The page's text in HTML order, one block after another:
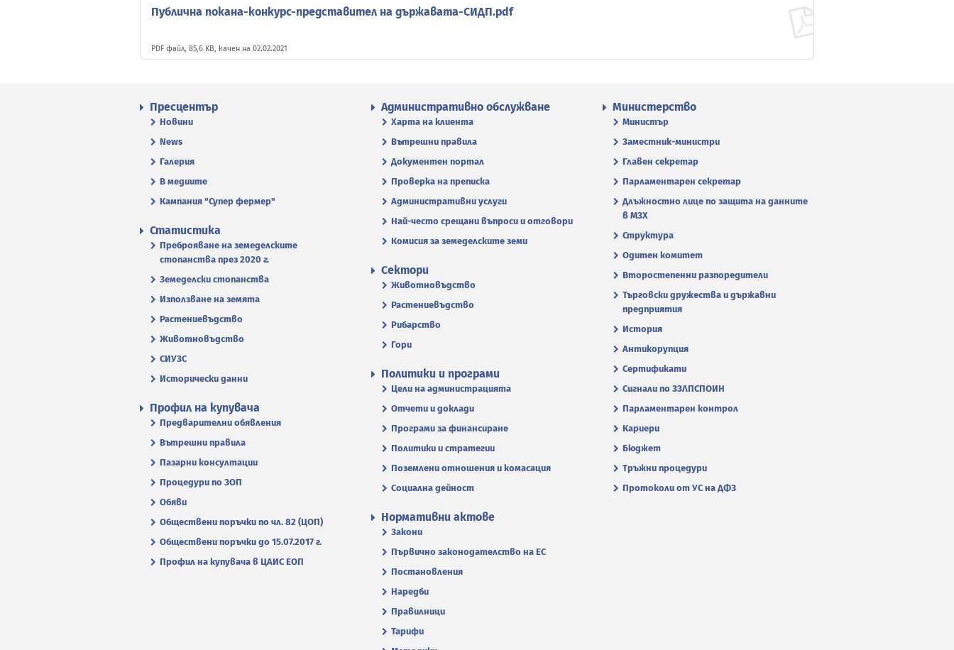
Публична покана-конкурс-представител на държавата-СИДП.pdf
PDF файл, 85,6 KB, качен на 02.02.2021
Пресцентър
Новини
News
Галерия
В медиите
Кампания "Супер фермер"
Административно обслужване
Харта на клиента
Вътрешни правила
Документен портал
Проверка на преписка
Административни услуги
Най-често срещани въпроси и отговори
Комисия за земеделските земи
Министерство
Министър
Заместник-министри
Главен секретар
Парламентарен секретар
Длъжностно лице по защита на данните
в МЗХ
Структура
Одитен комитет
Второстепенни разпоредители
Търговски дружества и държавни
предприятия
История
Антикорупция
Сертификати
Сигнали по ЗЗЛПСПОИН
Парламентарен контрол
Кариери
Бюджет
Тръжни процедури
Протоколи от УС на ДФЗ
Статистика
Преброяване на земеделските
стопанства през 2020 г.
Земеделски стопанства
Използване на земята
Растениевъдство
Животновъдство
СИУЗС
Исторически данни
Сектори
Животновъдство
Растениевъдство
Рибарство
Гори
Политики и програми
Цели на администрацията
Отчети и доклади
Програми за финансиране
Политики и стратегии
Поземлени отношения и комасация
Социална дейност
Профил на купувача
Предварителни обявления
Вътрешни правила
Пазарни консултации
Процедури по ЗОП
Обяви
Обществени поръчки по чл. 82 (ЦОП)
Обществени поръчки до 15.07.2017 г.
Профил на купувача в ЦАИС ЕОП
Нормативни актове
Закони
Първично законодателство на ЕС
Постановления
Наредби
Правилници
Тарифи